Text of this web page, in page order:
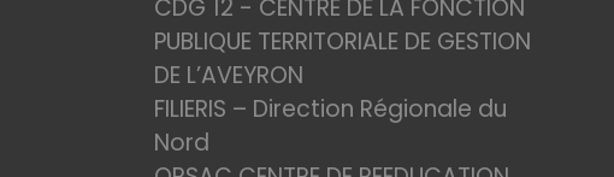
CDG 12 - CENTRE DE LA FONCTION
PUBLIQUE TERRITORIALE DE GESTION
DE L’AVEYRON
FILIERIS – Direction Régionale du
Nord